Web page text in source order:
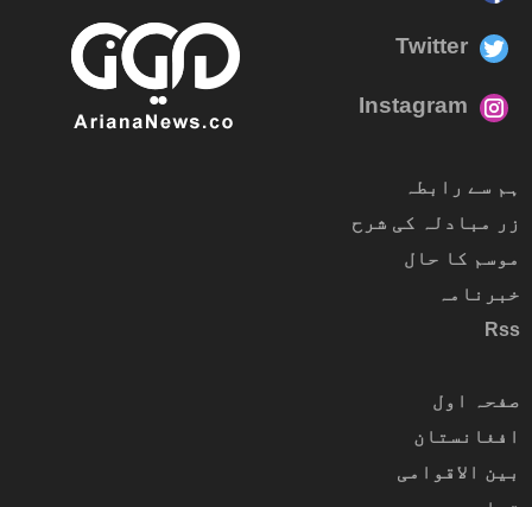
Twitter
Instagram
ہم سے رابطہ
زر مبادلہ کی شرح
موسم کا حال
خبرنامہ
Rss
صفحہ اول
افغانستان
بین الاقوامی